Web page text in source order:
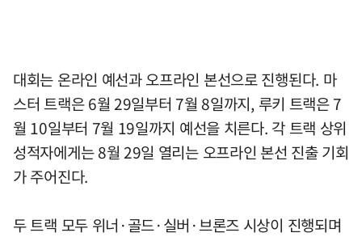
대회는 온라인 예선과 오프라인 본선으로 진행된다. 마
스터 트랙은 6월 29일부터 7월 8일까지, 루키 트랙은 7
월 10일부터 7월 19일까지 예선을 치른다. 각 트랙 상위
성적자에게는 8월 29일 열리는 오프라인 본선 진출 기회
가 주어진다.
두 트랙 모두 위너·골드·실버·브론즈 시상이 진행되며